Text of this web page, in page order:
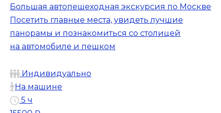
Большая автопешеходная экскурсия по Москве
Посетить главные места, увидеть лучшие
панорамы и познакомиться со столицей
на автомобиле и пешком
Индивидуально
На машине
5 ч